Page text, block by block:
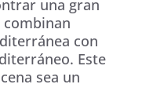
una gran
con
Este
sea un